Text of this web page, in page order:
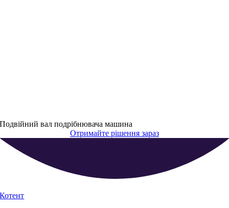
Подвійний вал подрібнювача машина
Отримайте рішення зараз
Котент